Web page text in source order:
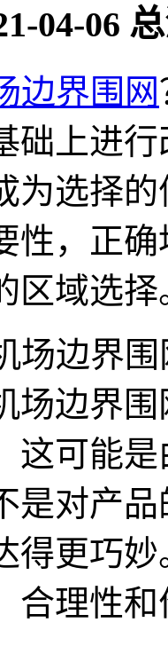
04-06
边界围网
础上进
为选择
性，正
区域选择
边界围
场边界
这可能
是对产
得更巧
合理性